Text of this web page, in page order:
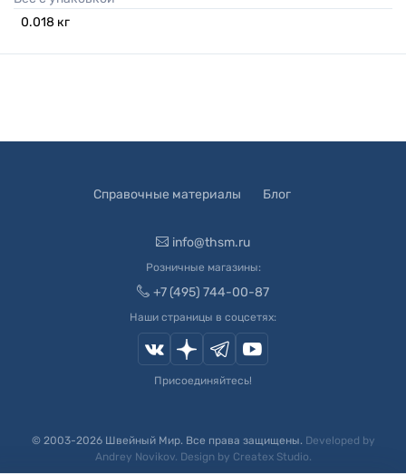
0.018 кг
Справочные материалы Блог
info@thsm.ru
Розничные магазины:
+7 (495) 744-00-87
Наши страницы в соцсетях:
Присоединяйтесь!
© 2003-2026Швейный Мир. Все права защищены. Developed by
Andrey Novikov. Design by Createx Studio.